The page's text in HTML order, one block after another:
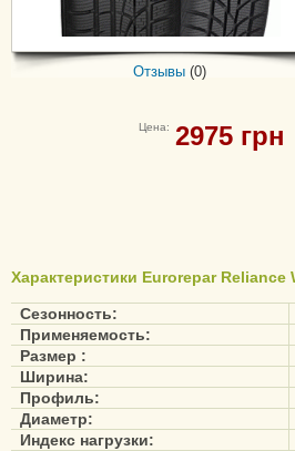
Отзывы (0)
Цена: 2975 грн
Характеристики Eurorepar Reliance
Сезонность:
Применяемость:
Размер :
Ширина:
Профиль:
Диаметр:
Индекс нагрузки: